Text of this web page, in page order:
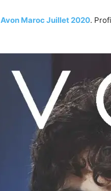
Avon Maroc Juillet 2020.